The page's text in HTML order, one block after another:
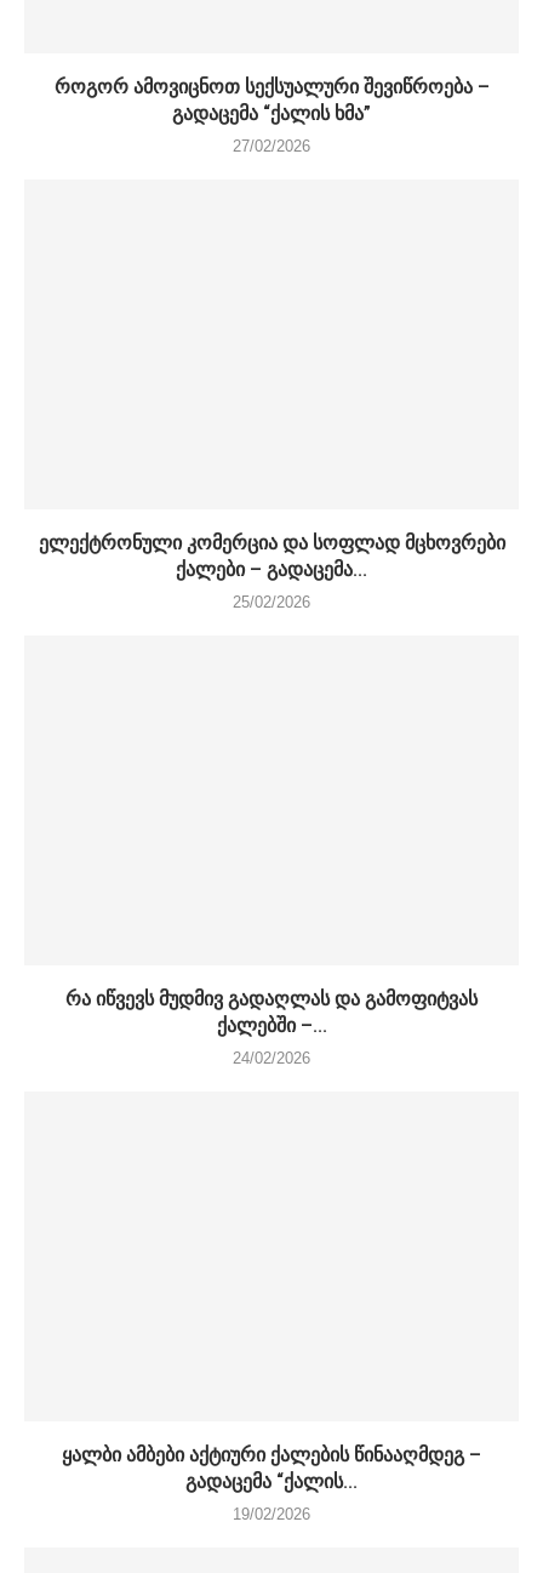
როგორ ამოვიცნოთ სექსუალური შევიწროება –
გადაცემა “ქალის ხმა”
27/02/2026
ელექტრონული კომერცია და სოფლად მცხოვრები
ქალები – გადაცემა...
25/02/2026
რა იწვევს მუდმივ გადაღლას და გამოფიტვას
ქალებში –...
24/02/2026
ყალბი ამბები აქტიური ქალების წინააღმდეგ –
გადაცემა “ქალის...
19/02/2026